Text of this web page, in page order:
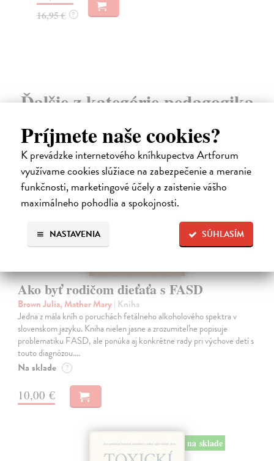
Príjmete naše cookies?
K prevádzke internetového kníhkupectva Artforum
využívame cookies slúžiace na zabezpečenie a meranie
funkčnosti, marketingové účely a zaistenie vášho
maximálneho pohodlia a spokojnosti.
SÚHLASÍM
NASTAVENIA
16,95 € ?
Ďalšie z kategórie pedagogika
na sklade
Ako byť rodičom dieťaťa s FASD
Brown Julia, Mather Mary| Kniha
Jedna z mála kníh o poruchách fetálneho alkoholového spektra v
slovenskom jazyku. Kniha nielen jasne a zrozumiteľne popisuje
problematiku FASD, ale ponúka aj konkrétne rady pri výchove detí s
touto diagnózou.…
Na sklade ?
10,00 €
na sklade